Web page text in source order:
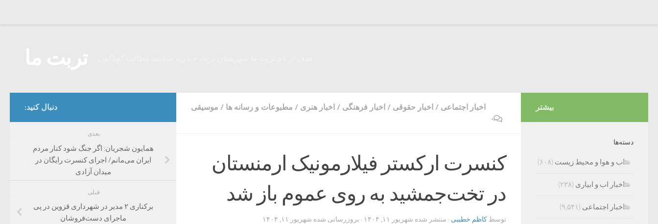
اخبار اجتماعی / اخبار حقوقی / اخبار فرهنگی / اخبار هنری / مطبوعات و رسانه ها / موسیقی
۰
کنسرت ارکستر فیلارمونیک ارمنستان
در تخت‌جمشید به روی عموم باز شد
توسط کاظم خطیبی · منتشر شده شهریور ۱۱, ۱۴۰۴ · بروزرسانی شده شهریور ۱۱, ۱۴۰۴
دنبال کنید:
بعدی
همایون شجریان: اگر جنگ شود کنار مردم
ایران می‌مانم/ اجرای کنسرت رایگان در
میدان آزادی
قبلی
برکناری ۲ مدیر در شهرداری قزوین در پی
ماجرای دست‌فروشان
بیشتر
دسته‌ها
اب و هوا و محیط زیست (۶۰۸)
اخبار اب و ابیاری (۲۳۸)
اخبار اجتماعی (۹,۵۴۱)